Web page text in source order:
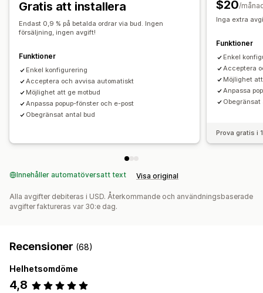
Administratörsvarningar Automatiserade e-postsvar
E-postmallar
Offertuppdateringar E-postaviseringar
Gratis att installera
Endast 0,9 % på betalda ordrar via bud. Ingen
försäljning, ingen avgift!
Funktioner
Enkel konfigurering
Acceptera och avvisa automatiskt
Möjlighet att ge motbud
Anpassa popup-fönster och e-post
Obegränsat antal bud
$20/
Inga extra
Funktioner
Enkel
Acceptera
Möjlighet
Anpassa
Obegränsat
Prova gratis i
Innehåller automatöversatt text Visa original
Alla avgifter debiteras i USD. Återkommande och användningsbaserade
avgifter faktureras var 30:e dag.
Recensioner (68)
Helhetsomdöme
4,8